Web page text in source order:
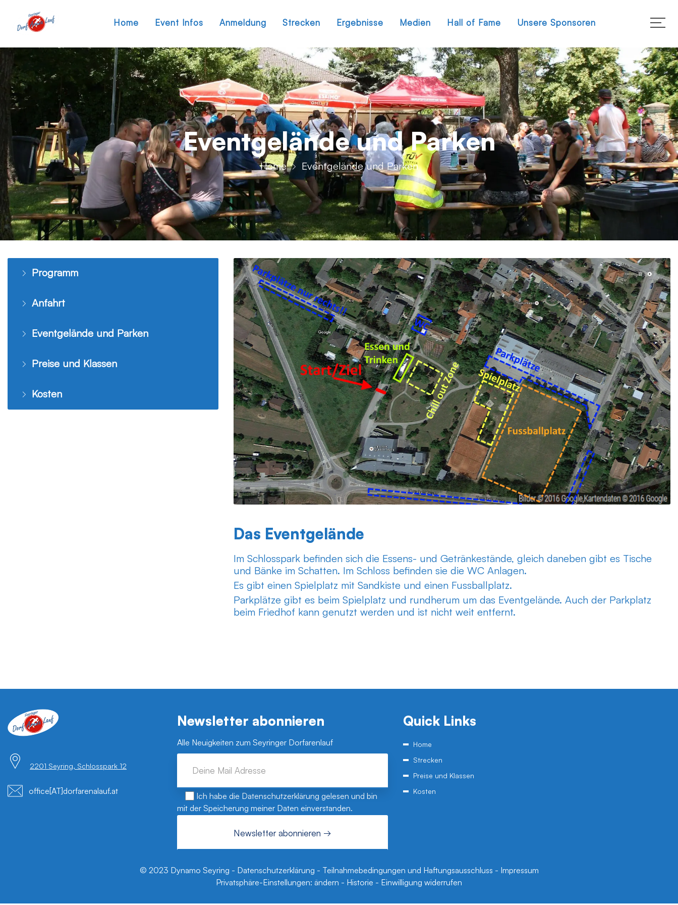
Home Event Infos Anmeldung Strecken Ergebnisse Medien Hall of Fame Unsere Sponsoren
Eventgelände und Parken
Home Eventgelände und Parken
Programm
Anfahrt
Eventgelände und Parken
Preise und Klassen
Kosten
Das Eventgelände
Im Schlosspark befinden sich die Essens- und Getränkestände, gleich daneben gibt es Tische
und Bänke im Schatten. Im Schloss befinden sie die WC Anlagen.
Es gibt einen Spielplatz mit Sandkiste und einen Fussballplatz.
Parkplätze gibt es beim Spielplatz und rundherum um das Eventgelände. Auch der Parkplatz
beim Friedhof kann genutzt werden und ist nicht weit entfernt.
2201 Seyring, Schlosspark 12
office[AT]dorfarenalauf.at
Newsletter abonnieren
Alle Neuigkeiten zum Seyringer Dorfarenlauf
Ich habe die Datenschutzerklärung gelesen und bin
mit der Speicherung meiner Daten einverstanden.
Quick Links
Home
Strecken
Preise und Klassen
Kosten
© 2023 Dynamo Seyring - Datenschutzerklärung - Teilnahmebedingungen und Haftungsausschluss - Impressum
Privatsphäre-Einstellungen: ändern - Historie - Einwilligung widerrufen